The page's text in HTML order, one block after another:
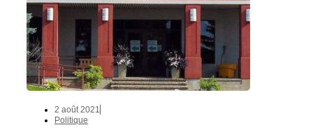
2 août 2021
Politique